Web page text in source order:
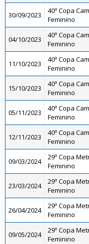
30/09/2023
40ª Copa
Feminino
04/10/2023
40ª Copa
Feminino
11/10/2023
40ª Copa
Feminino
15/10/2023
40ª Copa
Feminino
05/11/2023
40ª Copa
Feminino
12/11/2023
40ª Copa
Feminino
09/03/2024
29ª Copa
Feminino
23/03/2024
29ª Copa
Feminino
26/04/2024
29ª Copa
Feminino
09/05/2024
29ª Copa
Feminino